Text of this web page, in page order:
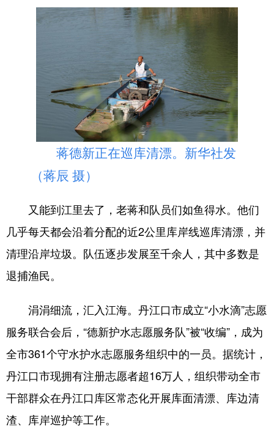
蒋德新正在巡库清漂。新华社发
（蒋辰 摄）
又能到江里去了，老蒋和队员们如鱼得水。他们
几乎每天都会沿着分配的近2公里库岸线巡库清漂，并
清理沿岸垃圾。队伍逐步发展至千余人，其中多数是
退捕渔民。
涓涓细流，汇入江海。丹江口市成立“小水滴”志愿
服务联合会后，“德新护水志愿服务队”被“收编”，成为
全市361个守水护水志愿服务组织中的一员。据统计，
丹江口市现拥有注册志愿者超16万人，组织带动全市
干部群众在丹江口库区常态化开展库面清漂、库边清
渣、库岸巡护等工作。